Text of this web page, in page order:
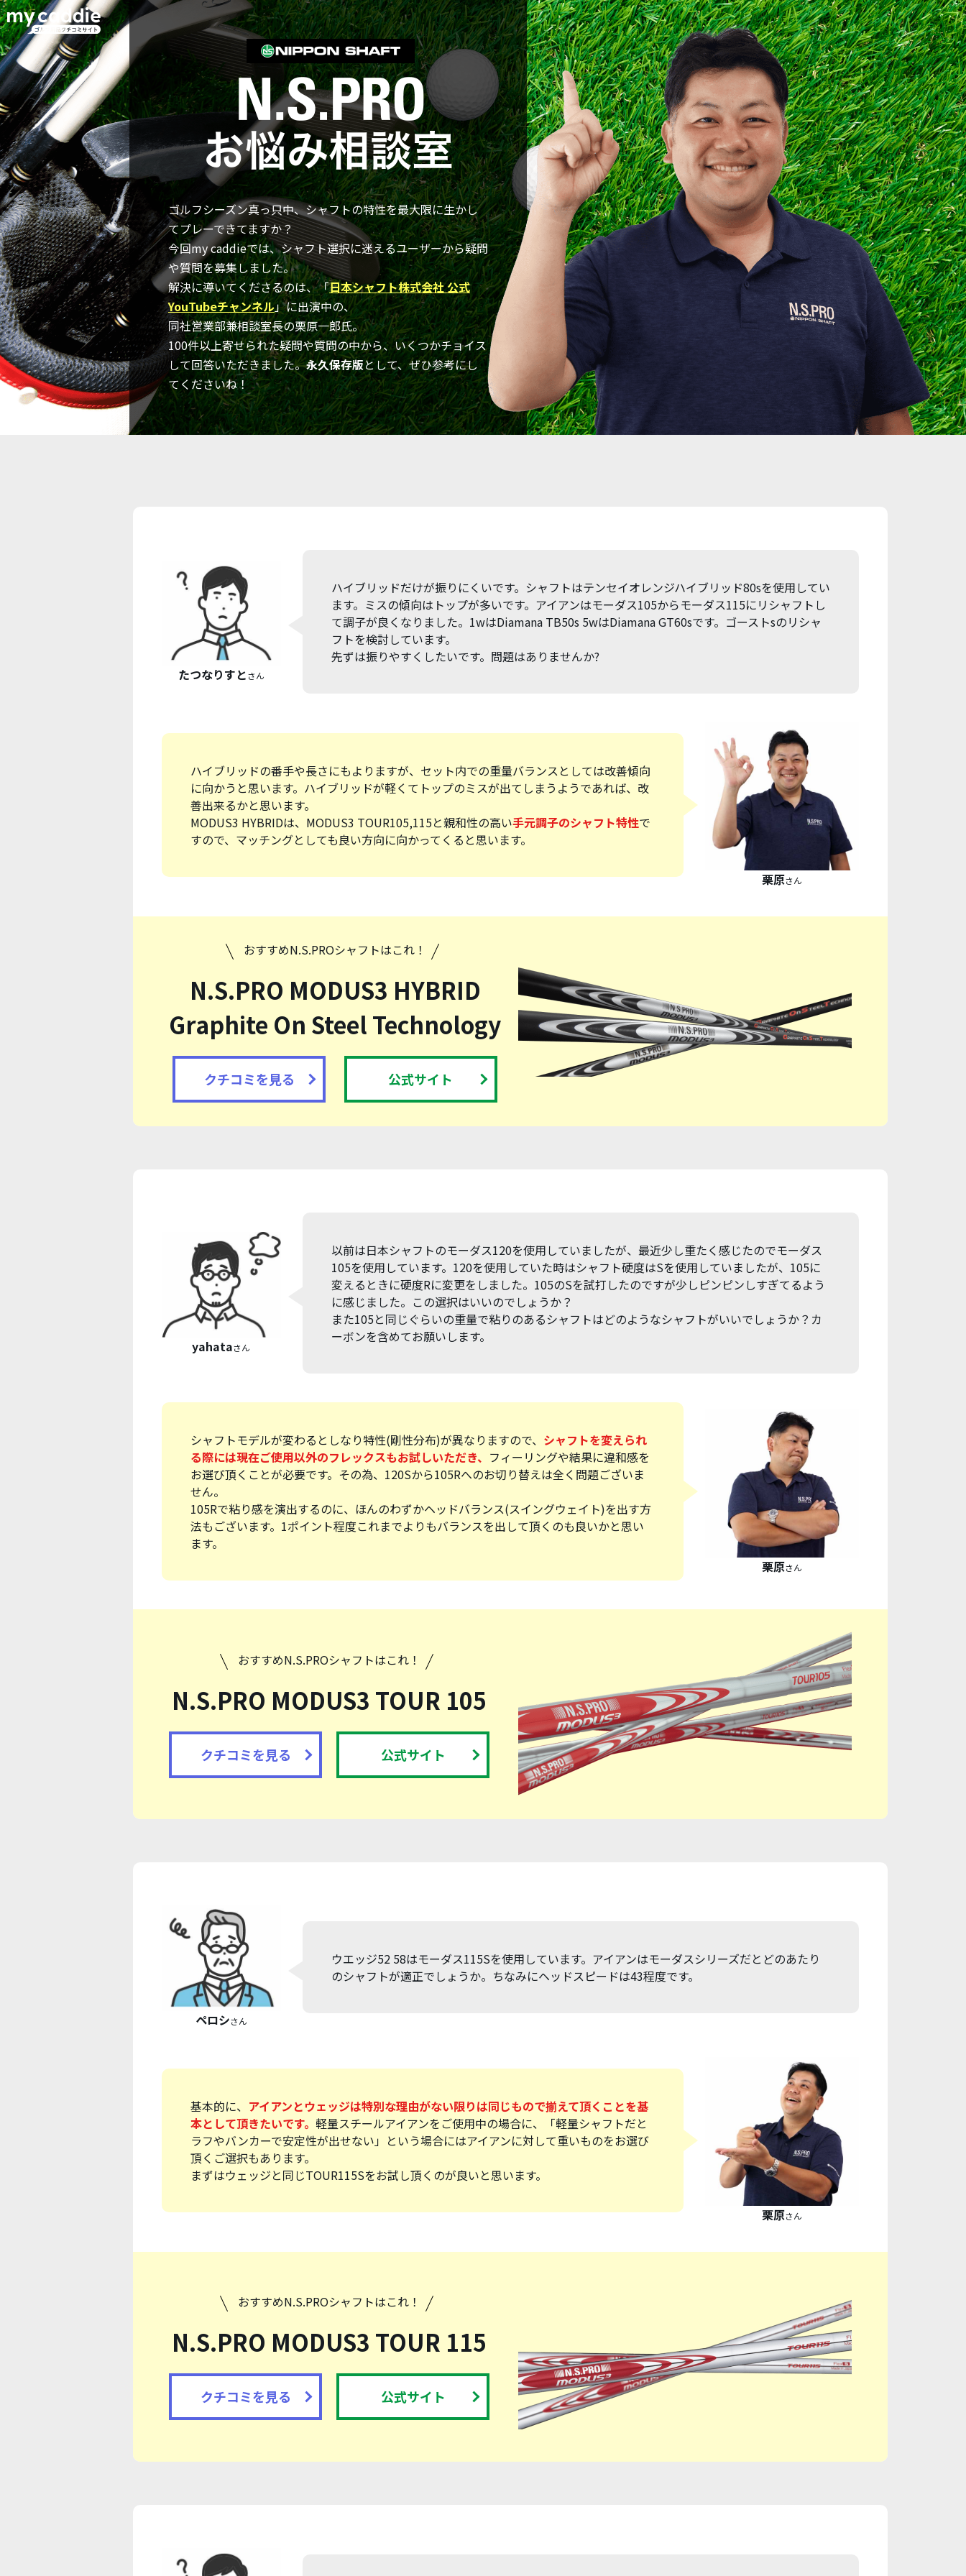
ゴルフシーズン真っ只中、シャフトの特性を最大限に生かし
てプレーできてますか？
今回my caddieでは、シャフト選択に迷えるユーザーから疑問
や質問を募集しました。
解決に導いてくださるのは、「日本シャフト株式会社 公式
YouTubeチャンネル」に出演中の、
同社営業部兼相談室長の栗原一郎氏。
100件以上寄せられた疑問や質問の中から、いくつかチョイス
して回答いただきました。永久保存版として、ぜひ参考にし
てくださいね！
たつなりすとさん
ハイブリッドだけが振りにくいです。シャフトはテンセイオレンジハイブリッド80sを使用してい
ます。ミスの傾向はトップが多いです。アイアンはモーダス105からモーダス115にリシャフトし
て調子が良くなりました。1wはDiamana TB50s 5wはDiamana GT60sです。ゴーストsのリシャ
フトを検討しています。
先ずは振りやすくしたいです。問題はありませんか?
ハイブリッドの番手や長さにもよりますが、セット内での重量バランスとしては改善傾向
に向かうと思います。ハイブリッドが軽くてトップのミスが出てしまうようであれば、改
善出来るかと思います。
MODUS3 HYBRIDは、MODUS3 TOUR105,115と親和性の高い手元調子のシャフト特性で
すので、マッチングとしても良い方向に向かってくると思います。
栗原さん
おすすめN.S.PROシャフトはこれ！
N.S.PRO MODUS3 HYBRID
Graphite On Steel Technology
クチコミを見る 公式サイト
yahataさん
以前は日本シャフトのモーダス120を使用していましたが、最近少し重たく感じたのでモーダス
105を使用しています。120を使用していた時はシャフト硬度はSを使用していましたが、105に
変えるときに硬度Rに変更をしました。105のSを試打したのですが少しピンピンしすぎてるよう
に感じました。この選択はいいのでしょうか？
また105と同じぐらいの重量で粘りのあるシャフトはどのようなシャフトがいいでしょうか？カ
ーボンを含めてお願いします。
シャフトモデルが変わるとしなり特性(剛性分布)が異なりますので、 シャフトを変えられ
る際には現在ご使用以外のフレックスもお試しいただき、 フィーリングや結果に違和感を
お選び頂くことが必要です。その為、120Sから105Rへのお切り替えは全く問題ございま
せん。
105Rで粘り感を演出するのに、ほんのわずかヘッドバランス(スイングウェイト)を出す方
法もございます。1ポイント程度これまでよりもバランスを出して頂くのも良いかと思い
ます。
栗原さん
おすすめN.S.PROシャフトはこれ！
N.S.PRO MODUS3 TOUR 105
クチコミを見る 公式サイト
ペロシさん
ウエッジ52 58はモーダス115Sを使用しています。アイアンはモーダスシリーズだとどのあたり
のシャフトが適正でしょうか。ちなみにヘッドスピードは43程度です。
基本的に、 アイアンとウェッジは特別な理由がない限りは同じもので揃えて頂くことを基
本として頂きたいです。 軽量スチールアイアンをご使用中の場合に、「軽量シャフトだと
ラフやバンカーで安定性が出せない」という場合にはアイアンに対して重いものをお選び
頂くご選択もあります。
まずはウェッジと同じTOUR115Sをお試し頂くのが良いと思います。
栗原さん
おすすめN.S.PROシャフトはこれ！
N.S.PRO MODUS3 TOUR 115
クチコミを見る 公式サイト